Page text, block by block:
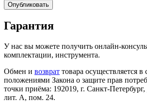
Опубликовать
Гарантия
У нас вы можете получить онлайн-
комплектации, инструмента.
Обмен и возврат товара осуществляется в
положениями Закона о защите прав
точки приёма: 192019, г. Санкт-
лит. А, пом. 24.